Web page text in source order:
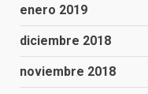
enero 2019
diciembre 2018
noviembre 2018